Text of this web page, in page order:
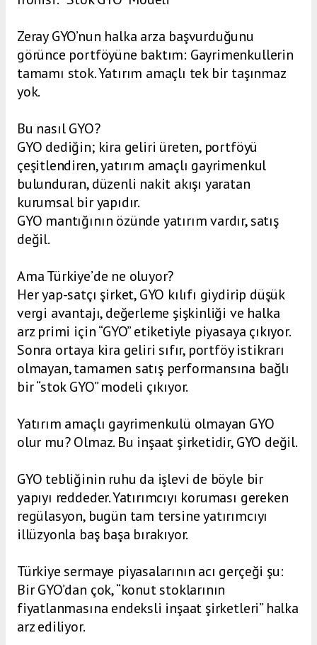
Zeray GYO’nun halka arza başvurduğunu
görünce portföyüne baktım: Gayrimenkullerin
tamamı stok. Yatırım amaçlı tek bir taşınmaz
yok.
Bu nasıl GYO?
GYO dediğin; kira geliri üreten, portföyü
çeşitlendiren, yatırım amaçlı gayrimenkul
bulunduran, düzenli nakit akışı yaratan
kurumsal bir yapıdır.
GYO mantığının özünde yatırım vardır, satış
değil.
Ama Türkiye’de ne oluyor?
Her yap-satçı şirket, GYO kılıfı giydirip düşük
vergi avantajı, değerleme şişkinliği ve halka
arz primi için “GYO” etiketiyle piyasaya çıkıyor.
Sonra ortaya kira geliri sıfır, portföy istikrarı
olmayan, tamamen satış performansına bağlı
bir “stok GYO” modeli çıkıyor.
Yatırım amaçlı gayrimenkulü olmayan GYO
olur mu? Olmaz. Bu inşaat şirketidir, GYO değil.
GYO tebliğinin ruhu da işlevi de böyle bir
yapıyı reddeder. Yatırımcıyı koruması gereken
regülasyon, bugün tam tersine yatırımcıyı
illüzyonla baş başa bırakıyor.
Türkiye sermaye piyasalarının acı gerçeği şu:
Bir GYO’dan çok, “konut stoklarının
fiyatlanmasına endeksli inşaat şirketleri” halka
arz ediliyor.